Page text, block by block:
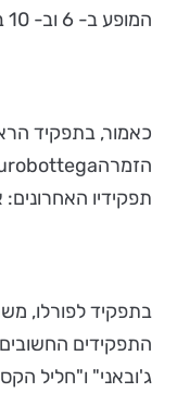
המופע ב- 6 וב- 10 באוקטובר.
כאמור, בתפקיד
תפקידיו
התפקידים
ג'ובאני" ו"חליל